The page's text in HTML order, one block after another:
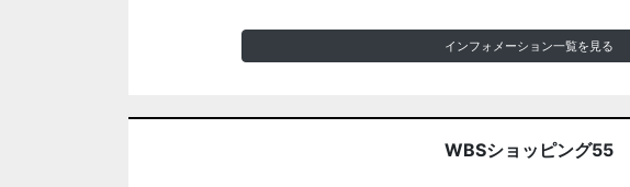
インフォメーション一覧を見る
WBSショッピング55